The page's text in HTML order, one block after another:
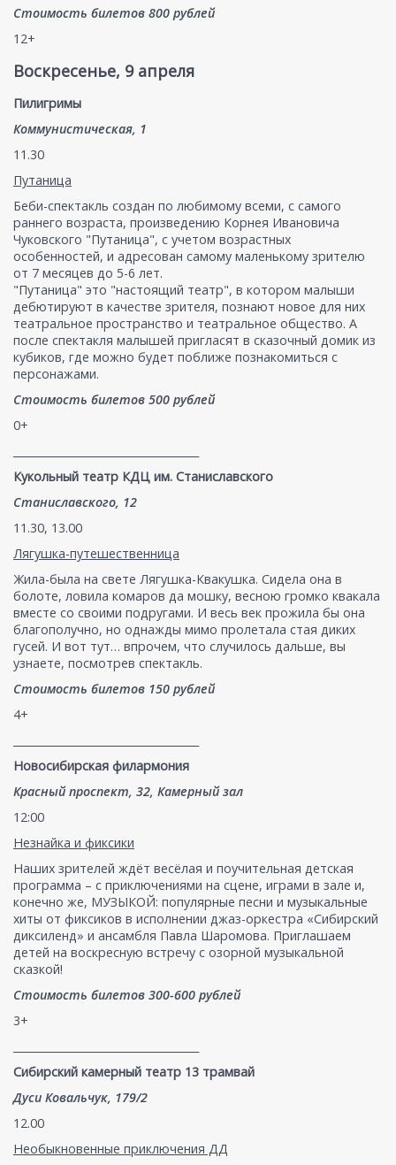
Стоимость билетов 800 рублей
12+
Воскресенье, 9 апреля
Пилигримы
Коммунистическая, 1
11.30
Путаница
Беби-спектакль создан по любимому всеми, с самого
раннего возраста, произведению Корнея Ивановича
Чуковского "Путаница", с учетом возрастных
особенностей, и адресован самому маленькому зрителю
от 7 месяцев до 5-6 лет.
"Путаница" это "настоящий театр", в котором малыши
дебютируют в качестве зрителя, познают новое для них
театральное пространство и театральное общество. А
после спектакля малышей пригласят в сказочный домик из
кубиков, где можно будет поближе познакомиться с
персонажами.
Стоимость билетов 500 рублей
0+
Кукольный театр КДЦ им. Станиславского
Станиславского, 12
11.30, 13.00
Лягушка-путешественница
Жила-была на свете Лягушка-Квакушка. Сидела она в
болоте, ловила комаров да мошку, весною громко квакала
вместе со своими подругами. И весь век прожила бы она
благополучно, но однажды мимо пролетала стая диких
гусей. И вот тут… впрочем, что случилось дальше, вы
узнаете, посмотрев спектакль.
Стоимость билетов 150 рублей
4+
Новосибирская филармония
Красный проспект, 32, Камерный зал
12:00
Незнайка и фиксики
Наших зрителей ждёт весёлая и поучительная детская
программа – с приключениями на сцене, играми в зале и,
конечно же, МУЗЫКОЙ: популярные песни и музыкальные
хиты от фиксиков в исполнении джаз-оркестра «Сибирский
диксиленд» и ансамбля Павла Шаромова. Приглашаем
детей на воскресную встречу с озорной музыкальной
сказкой!
Стоимость билетов 300-600 рублей
3+
Сибирский камерный театр 13 трамвай
Дуси Ковальчук, 179/2
12.00
Необыкновенные приключения ДД